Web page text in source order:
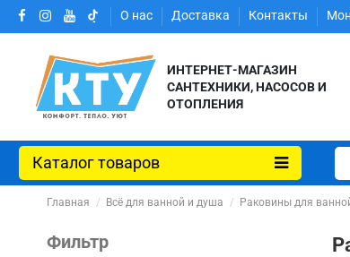
О нас Доставка Контакты
ИНТЕРНЕТ-МАГАЗИН
САНТЕХНИКИ, НАСОСОВ И
ОТОПЛЕНИЯ
Каталог товаров
Главная Всё для ванной и душа Раковины для
Фильтр